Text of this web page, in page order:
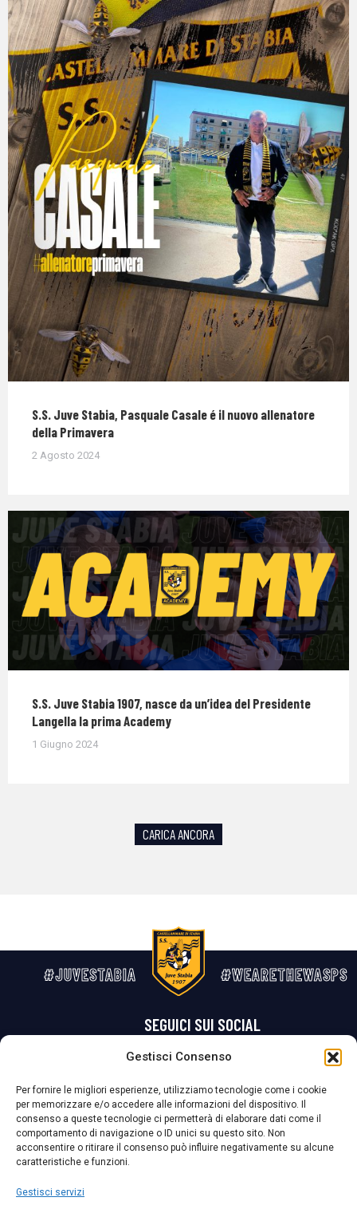
Gestisci Consenso
Per fornire le migliori esperienze, utilizziamo tecnologie come i cookie
per memorizzare e/o accedere alle informazioni del dispositivo. Il
consenso a queste tecnologie ci permetterà di elaborare dati come il
comportamento di navigazione o ID unici su questo sito. Non
acconsentire o ritirare il consenso può influire negativamente su alcune
caratteristiche e funzioni.
Gestisci servizi
S.S. Juve Stabia, Pasquale Casale é il nuovo allenatore
della Primavera
2 Agosto 2024
S.S. Juve Stabia 1907, nasce da un’idea del Presidente
Langella la prima Academy
1 Giugno 2024
CARICA ANCORA
#JUVESTABIA #WEARETHEWASPS
SEGUICI SUI SOCIAL
La Società ha nominato il Responsabile della Protezione dei Dati Personali (DPO), figura specializzata che vigila sulle modalità adottate dalla
nostra Società per tutelare i Suoi dati personali.